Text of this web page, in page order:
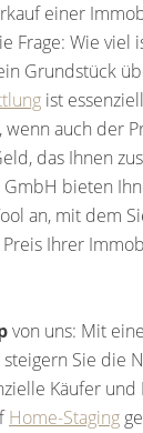
einer
Frage: Wie viel
Grundstück
ist
wenn auch der
das Ihnen
bieten
an, mit dem
Preis Ihrer
von uns: Mit
Sie die
Käufer und
Home-Staging